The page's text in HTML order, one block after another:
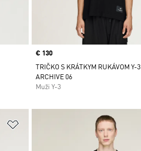
Price
€ 130
TRIČKO S KRÁTKYM RUKÁVOM Y-
ARCHIVE 06
Muži Y-3
Pridať do zoznamu želaných